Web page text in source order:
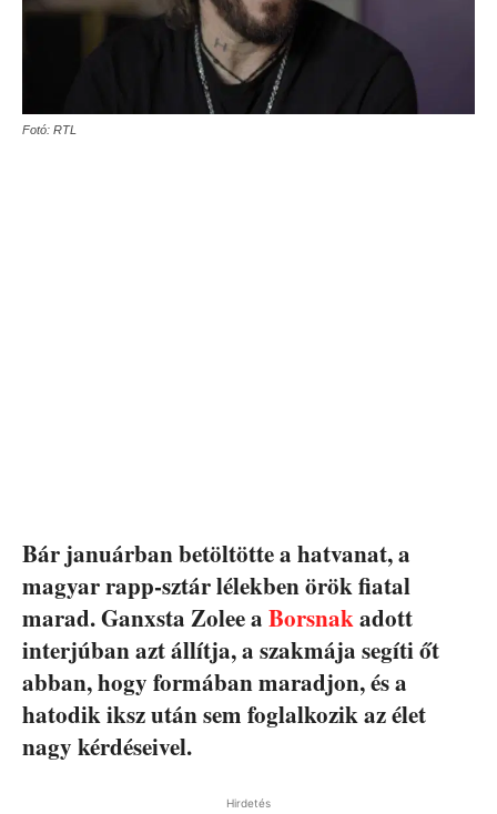
Fotó: RTL
Bár januárban betöltötte a hatvanat, a
magyar rapp-sztár lélekben örök fiatal
marad. Ganxsta Zolee a Borsnakadott
interjúban azt állítja, a szakmája segíti őt
abban, hogy formában maradjon, és a
hatodik iksz után sem foglalkozik az élet
nagy kérdéseivel.
Hirdetés